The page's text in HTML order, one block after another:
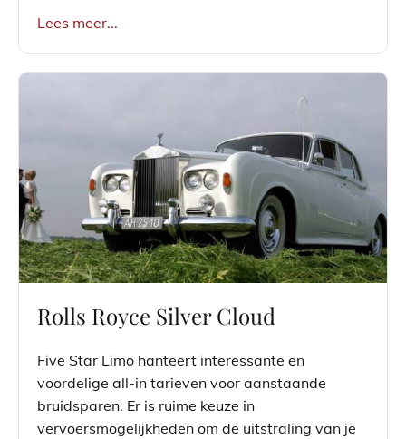
Lees meer...
Rolls Royce Silver Cloud
Five Star Limo hanteert interessante en
voordelige all-in tarieven voor aanstaande
bruidsparen. Er is ruime keuze in
vervoersmogelijkheden om de uitstraling van je